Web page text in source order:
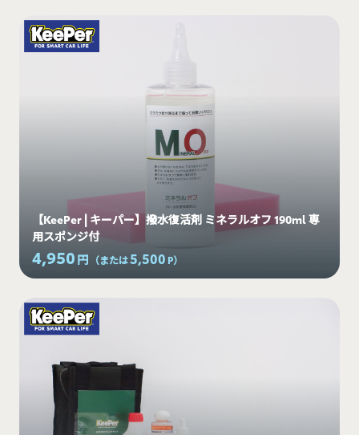
【KeePer | キーパー】撥水復活剤 ミネラルオフ 190ml 専
用スポンジ付
4,950 円 （または5,500 P）